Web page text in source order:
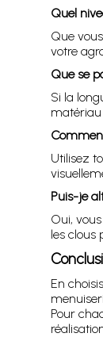
Quel
Que
votre
Que se
Si la
matériau
Utilisez
Puis-je
Oui,
les clous
En
Pour